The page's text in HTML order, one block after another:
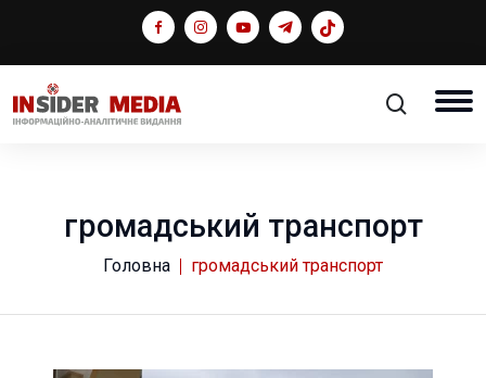
громадський транспорт
Головна громадський транспорт